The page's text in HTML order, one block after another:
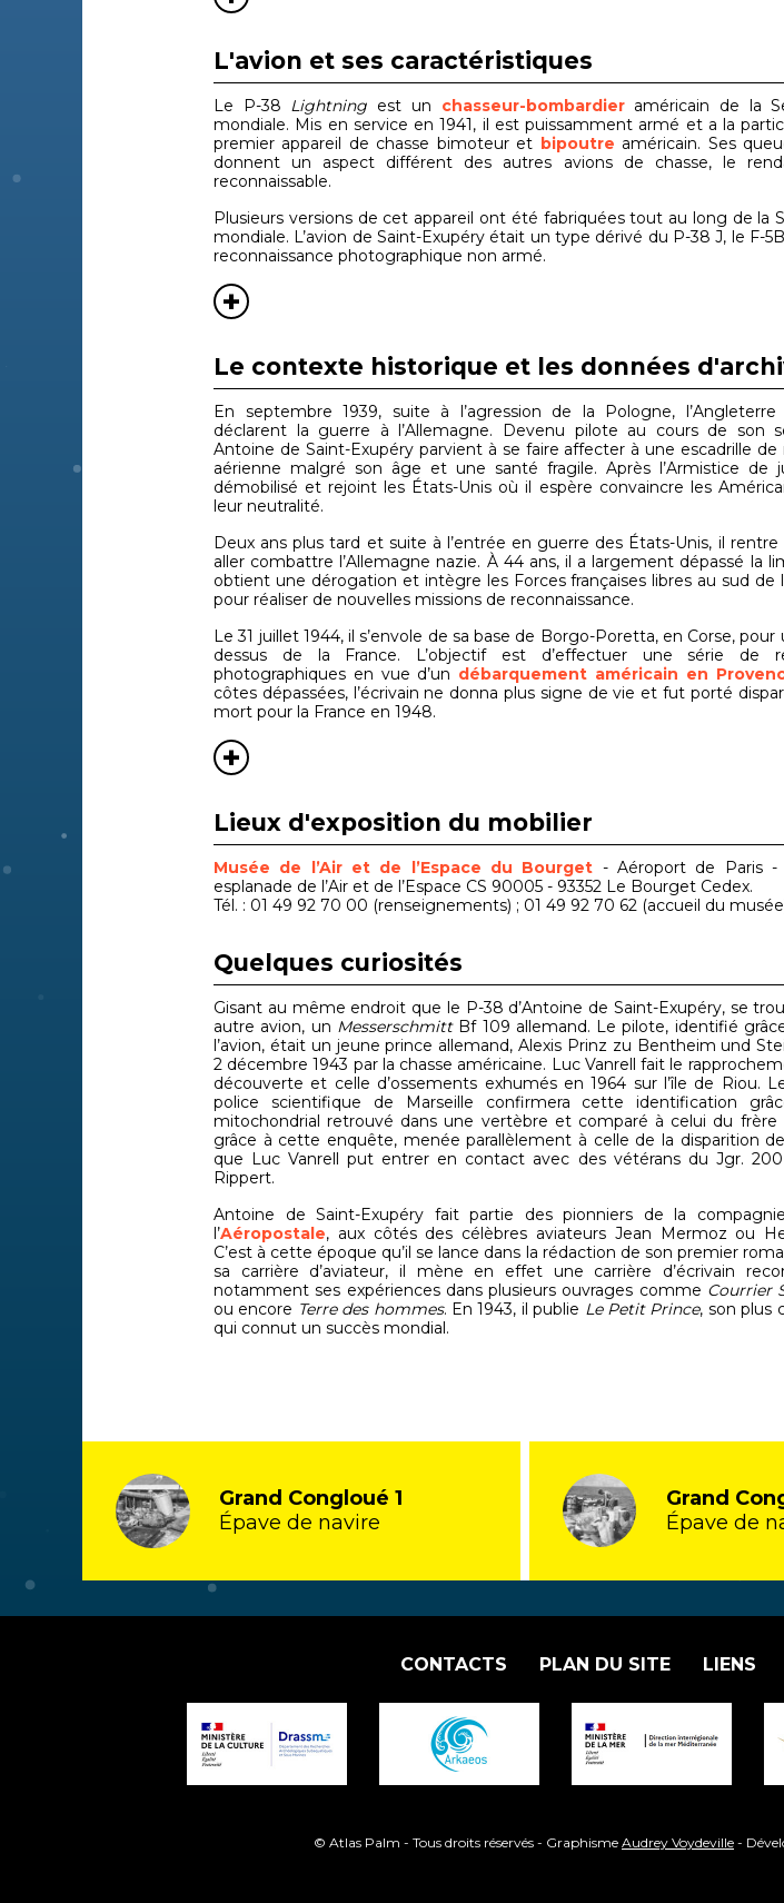
L'avion et ses caractéristiques
Le P-38 Lightning est un chasseur-bombardieraméricain de la
mondiale. Mis en service en 1941, il est puissamment armé et a la
premier appareil de chasse bimoteur et bipoutre américain. Ses
donnent un aspect différent des autres avions de chasse, le
reconnaissable.
Plusieurs versions de cet appareil ont été fabriquées tout au long de la
mondiale. L’avion de Saint-Exupéry était un type dérivé du P-38 J, le F-
reconnaissance photographique non armé.
Le contexte historique et les données
En septembre 1939, suite à l’agression de la Pologne,
déclarent la guerre à l’Allemagne. Devenu pilote au cours de son
Antoine de Saint-Exupéry parvient à se faire affecter à une escadrille de
aérienne malgré son âge et une santé fragile. Après l’Armistice de
démobilisé et rejoint les États-Unis où il espère convaincre les
leur neutralité.
Deux ans plus tard et suite à l’entrée en guerre des États-Unis, il rentre
aller combattre l’Allemagne nazie. À 44 ans, il a largement dépassé la
obtient une dérogation et intègre les Forces françaises libres au sud de
pour réaliser de nouvelles missions de reconnaissance.
Le 31 juillet 1944, il s’envole de sa base de Borgo-Poretta, en Corse,
dessus de la France. L’objectif est d’effectuer une série de
photographiques en vue d’un débarquement américain en
côtes dépassées, l’écrivain ne donna plus signe de vie et fut porté
mort pour la France en 1948.
Lieux d'exposition du mobilier
Musée de l’Air et de l’Espace du Bourget - Aéroport de Paris
esplanade de l’Air et de l’Espace CS 90005 - 93352 Le Bourget Cedex.
Tél. : 01 49 92 70 00 (renseignements) ; 01 49 92 70 62 (accueil du
Quelques curiosités
Gisant au même endroit que le P-38 d’Antoine de Saint-Exupéry, se
autre avion, un Messerschmitt Bf 109 allemand. Le pilote, identifié
l’avion, était un jeune prince allemand, Alexis Prinz zu Bentheim und
2 décembre 1943 par la chasse américaine. Luc Vanrell fait le
découverte et celle d’ossements exhumés en 1964 sur l’île de Riou.
police scientifique de Marseille confirmera cette identification
mitochondrial retrouvé dans une vertèbre et comparé à celui du frère
grâce à cette enquête, menée parallèlement à celle de la disparition
que Luc Vanrell put entrer en contact avec des vétérans du Jgr.
Rippert.
Antoine de Saint-Exupéry fait partie des pionniers de la
l’Aéropostale, aux côtés des célèbres aviateurs Jean Mermoz ou
C’est à cette époque qu’il se lance dans la rédaction de son premier
sa carrière d’aviateur, il mène en effet une carrière d’écrivain
notamment ses expériences dans plusieurs ouvrages comme Courrier
ou encore Terre des hommes. En 1943, il publie Le Petit Prince, son plus
qui connut un succès mondial.
Grand Congloué 1
Épave de navire
Grand
Épave de
CONTACTS PLAN DU SITE LIENS
© Atlas Palm - Tous droits réservés - Graphisme Audrey Voydeville -